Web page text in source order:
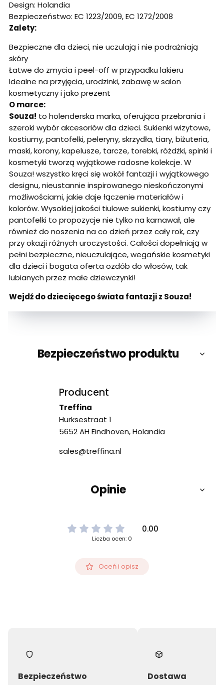
Design: Holandia
Bezpieczeństwo: EC 1223/2009, EC 1272/2008
Zalety:
Bezpieczne dla dzieci, nie uczulają i nie podrażniają
skóry
Łatwe do zmycia i peel-off w przypadku lakieru
Idealne na przyjęcia, urodzinki, zabawę w salon
kosmetyczny i jako prezent
O marce:
Souza! to holenderska marka, oferująca przebrania i
szeroki wybór akcesoriów dla dzieci. Sukienki wizytowe,
kostiumy, pantofelki, peleryny, skrzydła, tiary, biżuteria,
maski, korony, kapelusze, tarcze, torebki, różdżki, spinki i
kosmetyki tworzą wyjątkowe radosne kolekcje. W
Souza! wszystko kręci się wokół fantazji i wyjątkowego
designu, nieustannie inspirowanego nieskończonymi
możliwościami, jakie daje łączenie materiałów i
kolorów. Wysokiej jakości tiulowe sukienki, kostiumy czy
pantofelki to propozycje nie tylko na karnawał, ale
również do noszenia na co dzień przez cały rok, czy
przy okazji różnych uroczystości. Całości dopełniają w
pełni bezpieczne, nieuczulające, wegańskie kosmetyki
dla dzieci i bogata oferta ozdób do włosów, tak
lubianych przez małe dziewczynki!
Wejdź do dziecięcego świata fantazji z Souza!
Bezpieczeństwo produktu
Producent
Treffina
Hurksestraat 1
5652 AH Eindhoven, Holandia
sales@treffina.nl
Opinie
0.00
Liczba ocen: 0
Oceń i opisz
Bezpieczeństwo Dostawa